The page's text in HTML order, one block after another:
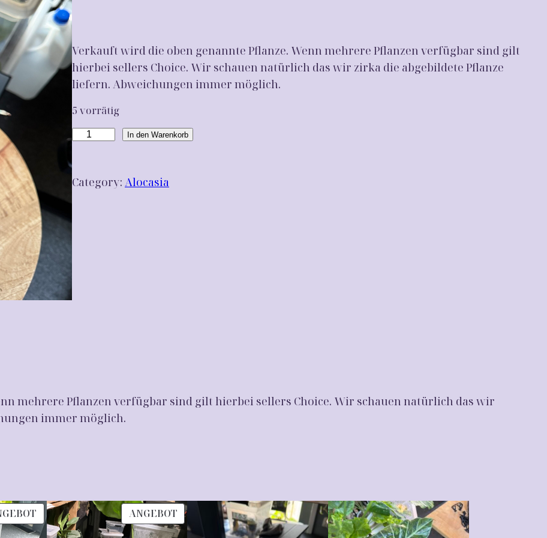
Verkauft wird die oben genannte Pflanze. Wenn mehrere Pflanzen verfügbar sind gilt
hierbei sellers Choice. Wir schauen natürlich das wir zirka die abgebildete Pflanze
liefern. Abweichungen immer möglich.
5 vorrätig
o
c
a
s
o
c
g
e
In den Warenkorb
Category: Alocasia
mehrere Pflanzen verfügbar sind gilt hierbei sellers Choice. Wir schauen natürlich das wir
immer möglich.
PRODUKT
IM
ANGEBOTPRODUKT
IM